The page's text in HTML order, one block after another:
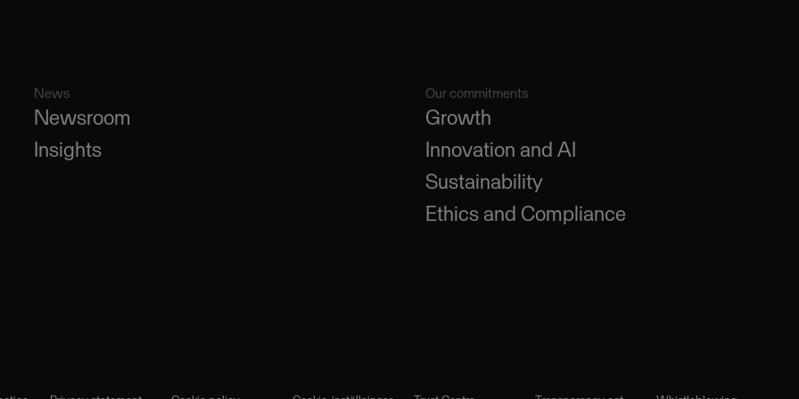
News
Newsroom
Insights
Our commitments
Growth
Innovation and AI
Sustainability
Ethics and Compliance